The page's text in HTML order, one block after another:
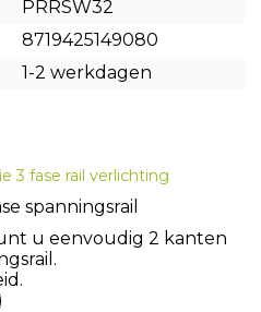
PRRSW32
8719425149080
1-2 werkdagen
3 fase rail verlichting
spanningsrail
u eenvoudig 2 kanten